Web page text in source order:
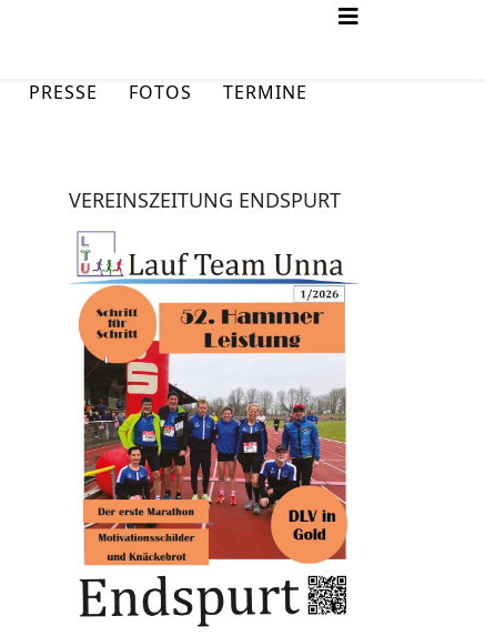
PRESSE FOTOS TERMINE
VEREINSZEITUNG ENDSPURT